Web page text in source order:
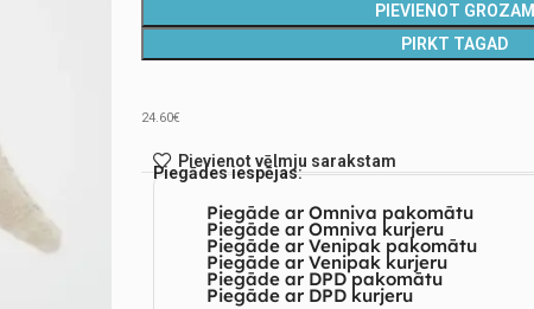
PIEVIENOT GROZAM
PIRKT TAGAD
24.60€
Pievienot vēlmju sarakstam
Piegādes iespējas:
Piegāde ar Omniva pakomātu
Piegāde ar Omniva kurjeru
Piegāde ar Venipak pakomātu
Piegāde ar Venipak kurjeru
Piegāde ar DPD pakomātu
Piegāde ar DPD kurjeru